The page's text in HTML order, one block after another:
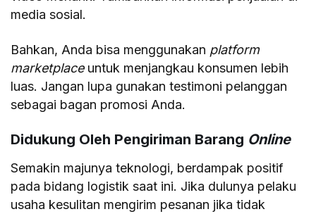
media sosial.
Bahkan, Anda bisa menggunakan platform
marketplace untuk menjangkau konsumen lebih
luas. Jangan lupa gunakan testimoni pelanggan
sebagai bagan promosi Anda.
Didukung Oleh Pengiriman Barang Online
Semakin majunya teknologi, berdampak positif
pada bidang logistik saat ini. Jika dulunya pelaku
usaha kesulitan mengirim pesanan jika tidak